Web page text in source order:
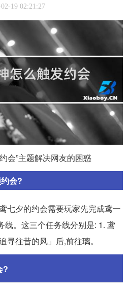
19 02:21:27
会”主题解决网友的困惑
会?
七夕的约会需要玩家先完成鸢一
线。这三个任务线分别是: 1. 鸢
寻往昔的风」后,前往璃。
?